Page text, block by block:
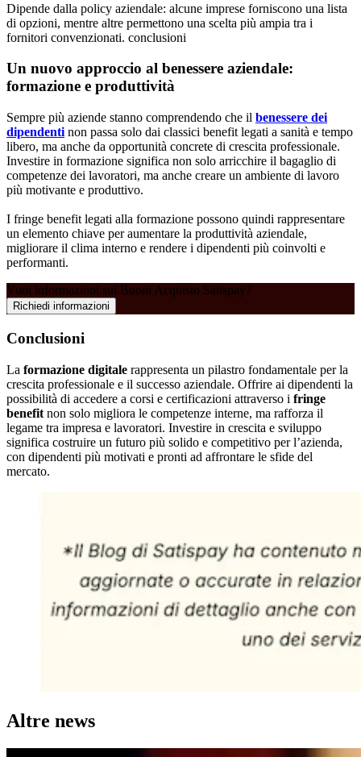
Dipende dalla policy aziendale: alcune imprese forniscono una lista
di opzioni, mentre altre permettono una scelta più ampia tra i
fornitori convenzionati. conclusioni
Un nuovo approccio al benessere aziendale:
formazione e produttività
Sempre più aziende stanno comprendendo che il benessere dei
dipendenti non passa solo dai classici benefit legati a sanità e tempo
libero, ma anche da opportunità concrete di crescita professionale.
Investire in formazione significa non solo arricchire il bagaglio di
competenze dei lavoratori, ma anche creare un ambiente di lavoro
più motivante e produttivo.
I fringe benefit legati alla formazione possono quindi rappresentare
un elemento chiave per aumentare la produttività aziendale,
migliorare il clima interno e rendere i dipendenti più coinvolti e
performanti.
Vuoi informazioni sui Buoni Acquisto Satispay?
Richiedi informazioni
Conclusioni
La formazione digitale rappresenta un pilastro fondamentale per la
crescita professionale e il successo aziendale. Offrire ai dipendenti la
possibilità di accedere a corsi e certificazioni attraverso i fringe
benefit non solo migliora le competenze interne, ma rafforza il
legame tra impresa e lavoratori. Investire in crescita e sviluppo
significa costruire un futuro più solido e competitivo per l’azienda,
con dipendenti più motivati e pronti ad affrontare le sfide del
mercato.
Altre news